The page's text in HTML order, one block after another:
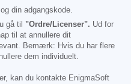
din adgangskode.
gå til "Ordre/Licenser". Ud for
til at annullere dit
Bemærk: Hvis du har flere
dem individuelt.
kan du kontakte EnigmaSoft